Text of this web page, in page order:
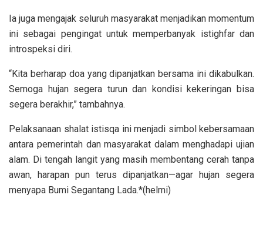
Ia juga mengajak seluruh masyarakat menjadikan momentum
ini sebagai pengingat untuk memperbanyak istighfar dan
introspeksi diri.
“Kita berharap doa yang dipanjatkan bersama ini dikabulkan.
Semoga hujan segera turun dan kondisi kekeringan bisa
segera berakhir,” tambahnya.
Pelaksanaan shalat istisqa ini menjadi simbol kebersamaan
antara pemerintah dan masyarakat dalam menghadapi ujian
alam. Di tengah langit yang masih membentang cerah tanpa
awan, harapan pun terus dipanjatkan—agar hujan segera
menyapa Bumi Segantang Lada.*(helmi)